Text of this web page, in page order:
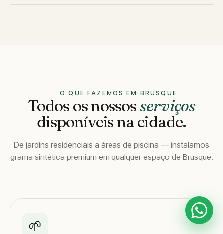
O QUE FAZEMOS EM BRUSQUE
Todos os nossosserviços
disponíveis na cidade.
De jardins residenciais a áreas de piscina — instalamos
grama sintética premium em qualquer espaço de Brusque.
🌱